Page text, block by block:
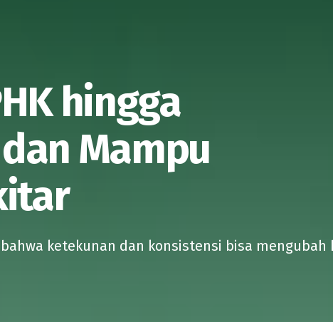
hingga
Mampu
ketekunan dan konsistensi bisa mengubah